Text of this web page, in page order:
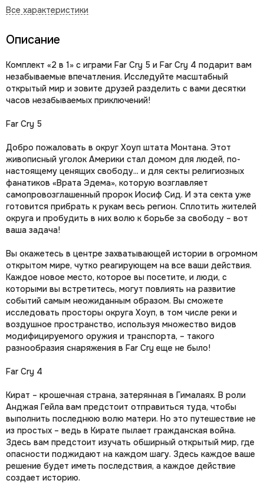
Описание
Комплект «2 в 1» с играми Far Cry 5 и Far Cry 4 подарит вам
незабываемые впечатления. Исследуйте масштабный
открытый мир и зовите друзей разделить с вами десятки
часов незабываемых приключений!
Far Cry 5
Добро пожаловать в округ Хоуп штата Монтана. Этот
живописный уголок Америки стал домом для людей, по-
настоящему ценящих свободу... и для секты религиозных
фанатиков «Врата Эдема», которую возглавляет
самопровозглашенный пророк Иосиф Сид. И эта секта уже
готовится прибрать к рукам весь регион. Сплотить жителей
округа и пробудить в них волю к борьбе за свободу – вот
ваша задача!
Вы окажетесь в центре захватывающей истории в огромном
открытом мире, чутко реагирующем на все ваши действия.
Каждое новое место, которое вы посетите, и люди, с
которыми вы встретитесь, могут повлиять на развитие
событий самым неожиданным образом. Вы сможете
исследовать просторы округа Хоуп, в том числе реки и
воздушное пространство, используя множество видов
модифицируемого оружия и транспорта, – такого
разнообразия снаряжения в Far Cry еще не было!
Far Cry 4
Кират – крошечная страна, затерянная в Гималаях. В роли
Анджая Гейла вам предстоит отправиться туда, чтобы
выполнить последнюю волю матери. Но это путешествие не
из простых – ведь в Кирате пылает гражданская война.
Здесь вам предстоит изучать обширный открытый мир, где
опасности поджидают на каждом шагу. Здесь каждое ваше
решение будет иметь последствия, а каждое действие
создает историю.